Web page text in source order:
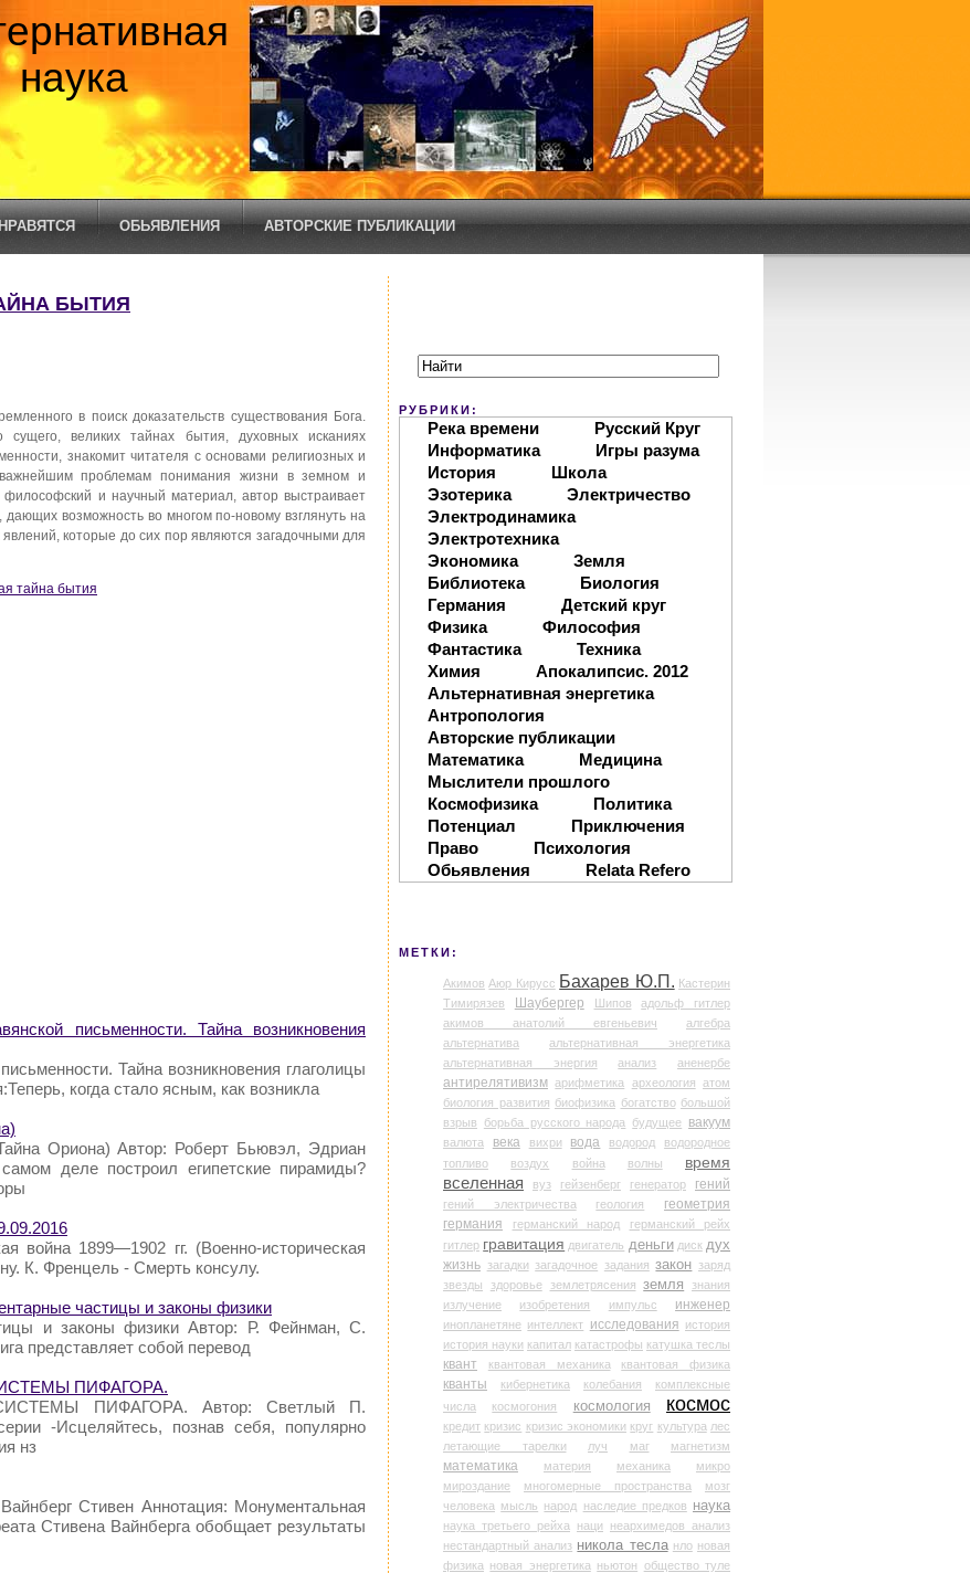
наука
ОБЬЯВЛЕНИЯ АВТОРСКИЕ ПУБЛИКАЦИИ
БЫТИЯ
в поиск доказательств существования Бога.
сущего, великих тайнах бытия, духовных исканиях
знакомит читателя с основами религиозных и
проблемам понимания жизни в земном и
и научный материал, автор выстраивает
возможность во многом по-новому взглянуть на
которые до сих пор являются загадочными для
тайна бытия
письменности. Тайна возникновения
Тайна возникновения глаголицы
когда стало ясным, как возникла
Ориона) Автор: Роберт Бьювэл, Эдриан
деле построил египетские пирамиды?
война 1899—1902 гг. (Военно-историческая
К. Френцель - Смерть консулу.
частицы и законы физики
и законы физики Автор: Р. Фейнман, С.
представляет собой перевод
ПИФАГОРА.
ПИФАГОРА. Автор: Светлый П.
-Исцеляйтесь, познав себя, популярно
нз
Стивен Аннотация: Монументальная
Стивена Вайнберга обобщает результаты
РУБРИКИ:
Река времени
Русский Круг
Информатика
Игры разума
История
Школа
Эзотерика
Электричество
Электродинамика
Электротехника
Экономика
Земля
Библиотека
Биология
Германия
Детский круг
Физика
Философия
Фантастика
Техника
Химия
Апокалипсис. 2012
Альтернативная энергетика
Антропология
Авторские публикации
Математика
Медицина
Мыслители прошлого
Космофизика
Политика
Потенциал
Приключения
Право
Психология
Обьявления
Relata Refero
МЕТКИ:
Акимов Аюр Кирусс Бахарев Ю.П. Кастерин
Тимирязев
Шаубергер Шипов
адольф гитлер
акимов анатолий евгеньевич
алгебра
альтернатива
альтернативная энергетика
альтернативная энергия
анализ аненербе
антирелятивизм арифметика археология атом
биология развития биофизика богатство большой
взрыв
борьба русского народа будущее вакуум
валюта века вихри вода водород
водородное
топливо
воздух война волны
время
вселенная
вуз гейзенберг генератор гений
гений электричества геология
геометрия
германия
германский народ
германский рейх
гитлер гравитация двигатель деньги диск дух
жизнь загадки загадочное задания закон заряд
звезды
здоровье землетрясения земля
знания
излучение
изобретения импульс инженер
инопланетяне интеллект исследования история
история науки капитал катастрофы катушка теслы
квант квантовая механика квантовая физика
кванты кибернетика колебания
комплексные
числа
космогония космология космос
кредит кризис кризис экономики круг культура лес
летающие тарелки
луч маг магнетизм
математика материя механика
микро
мироздание
многомерные пространства
мозг
человека мысль народ наследие предков наука
наука третьего рейха наци
неархимедов анализ
нестандартный анализ никола тесла нло новая
физика новая энергетика ньютон общество туле